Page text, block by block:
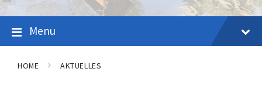
Menu
HOME AKTUELLES